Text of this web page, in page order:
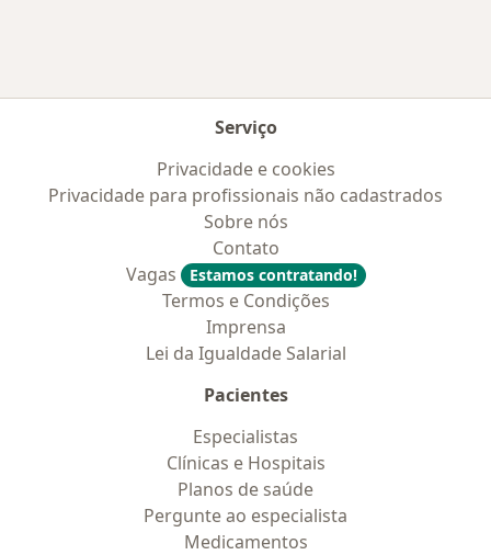
Serviço
Privacidade e cookies
Privacidade para profissionais não cadastrados
Sobre nós
Contato
Vagas
Estamos contratando!
Termos e Condições
Imprensa
Lei da Igualdade Salarial
Pacientes
Especialistas
Clínicas e Hospitais
Planos de saúde
Pergunte ao especialista
Medicamentos